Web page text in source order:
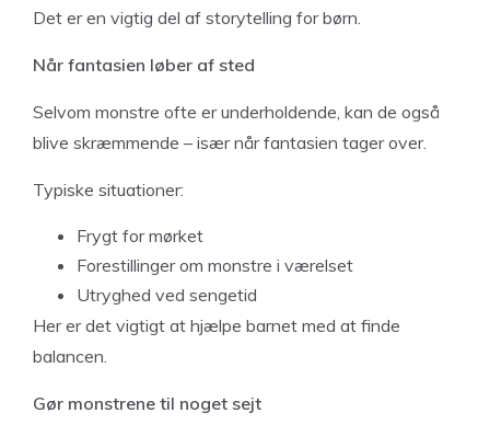
Det er en vigtig del af storytelling for børn.
Når fantasien løber af sted
Selvom monstre ofte er underholdende, kan de også
blive skræmmende – især når fantasien tager over.
Typiske situationer:
Frygt for mørket
Forestillinger om monstre i værelset
Utryghed ved sengetid
Her er det vigtigt at hjælpe barnet med at finde
balancen.
Gør monstrene til noget sejt